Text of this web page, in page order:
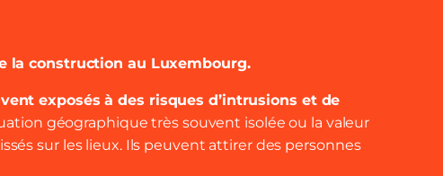
la construction au Luxembourg.
exposés à des risques d’intrusions et de
géographique très souvent isolée ou la valeur
sur les lieux. Ils peuvent attirer des personnes